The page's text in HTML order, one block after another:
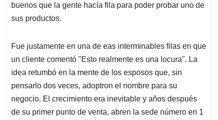
buenos que la gente hacía fila para poder probar uno de
sus productos.
Fue justamente en una de eas interminables filas en que
un cliente comentó "Esto realmente es una locura". La
idea retumbó en la mente de los esposos que, sin
pensarlo dos veces, adoptron el nombre para su
negocio. El crecimiento era inevitable y años después
de su primer punto de venta, abren la sede número en 1